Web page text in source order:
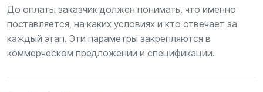
До оплаты заказчик должен понимать, что именно
поставляется, на каких условиях и кто отвечает за
каждый этап. Эти параметры закрепляются в
коммерческом предложении и спецификации.